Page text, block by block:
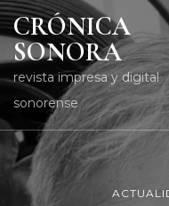
CRÓNICA
SONORA
revista impresa y digital
sonorense